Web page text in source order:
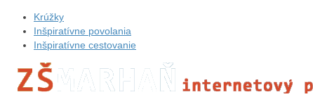
Krúžky
Inšpiratívne povolania
Inšpiratívne cestovanie